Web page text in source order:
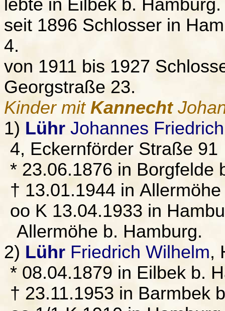
lebte in Eilbek b. Hamburg.
seit 1896 Schlosser in
4.
von 1911 bis 1927
Georgstraße 23.
Kinder mit Kannecht
1) Lühr Johannes
4, Eckernförder Straße 91
* 23.06.1876 in Borgfelde
† 13.01.1944 in
oo K 13.04.1933 in
Allermöhe b. Hamburg.
2) Lühr Friedrich Wilhelm,
* 08.04.1879 in Eilbek b.
† 23.11.1953 in Barmbek